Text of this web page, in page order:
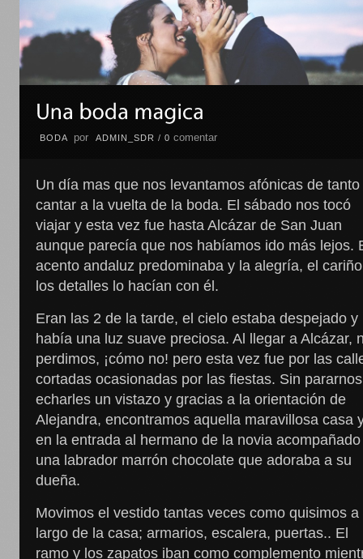
BODA por ADMIN_SDR /0comentar
Un día mas que nos levantamos afónicas de tanto
cantar a la vuelta de la boda. El sábado nos tocó
viajar y esta vez fue hasta Alcázar de San Juan
aunque parecía que nos habíamos ido más lejos.
acento andaluz predominaba y la alegría, el
los detalles lo hacían con él.
Eran las 2 de la tarde, el cielo estaba despejado y
había una luz suave preciosa. Al llegar a Alcázar,
perdimos, ¡cómo no! pero esta vez fue por las
cortadas ocasionadas por las fiestas. Sin
echarles un vistazo y gracias a la orientación de
Alejandra, encontramos aquella maravillosa casa
en la entrada al hermano de la novia
una labrador marrón chocolate que adoraba a su
dueña.
Movimos el vestido tantas veces como quisimos a
largo de la casa; armarios, escalera, puertas.. El
ramo y los zapatos iban como complemento